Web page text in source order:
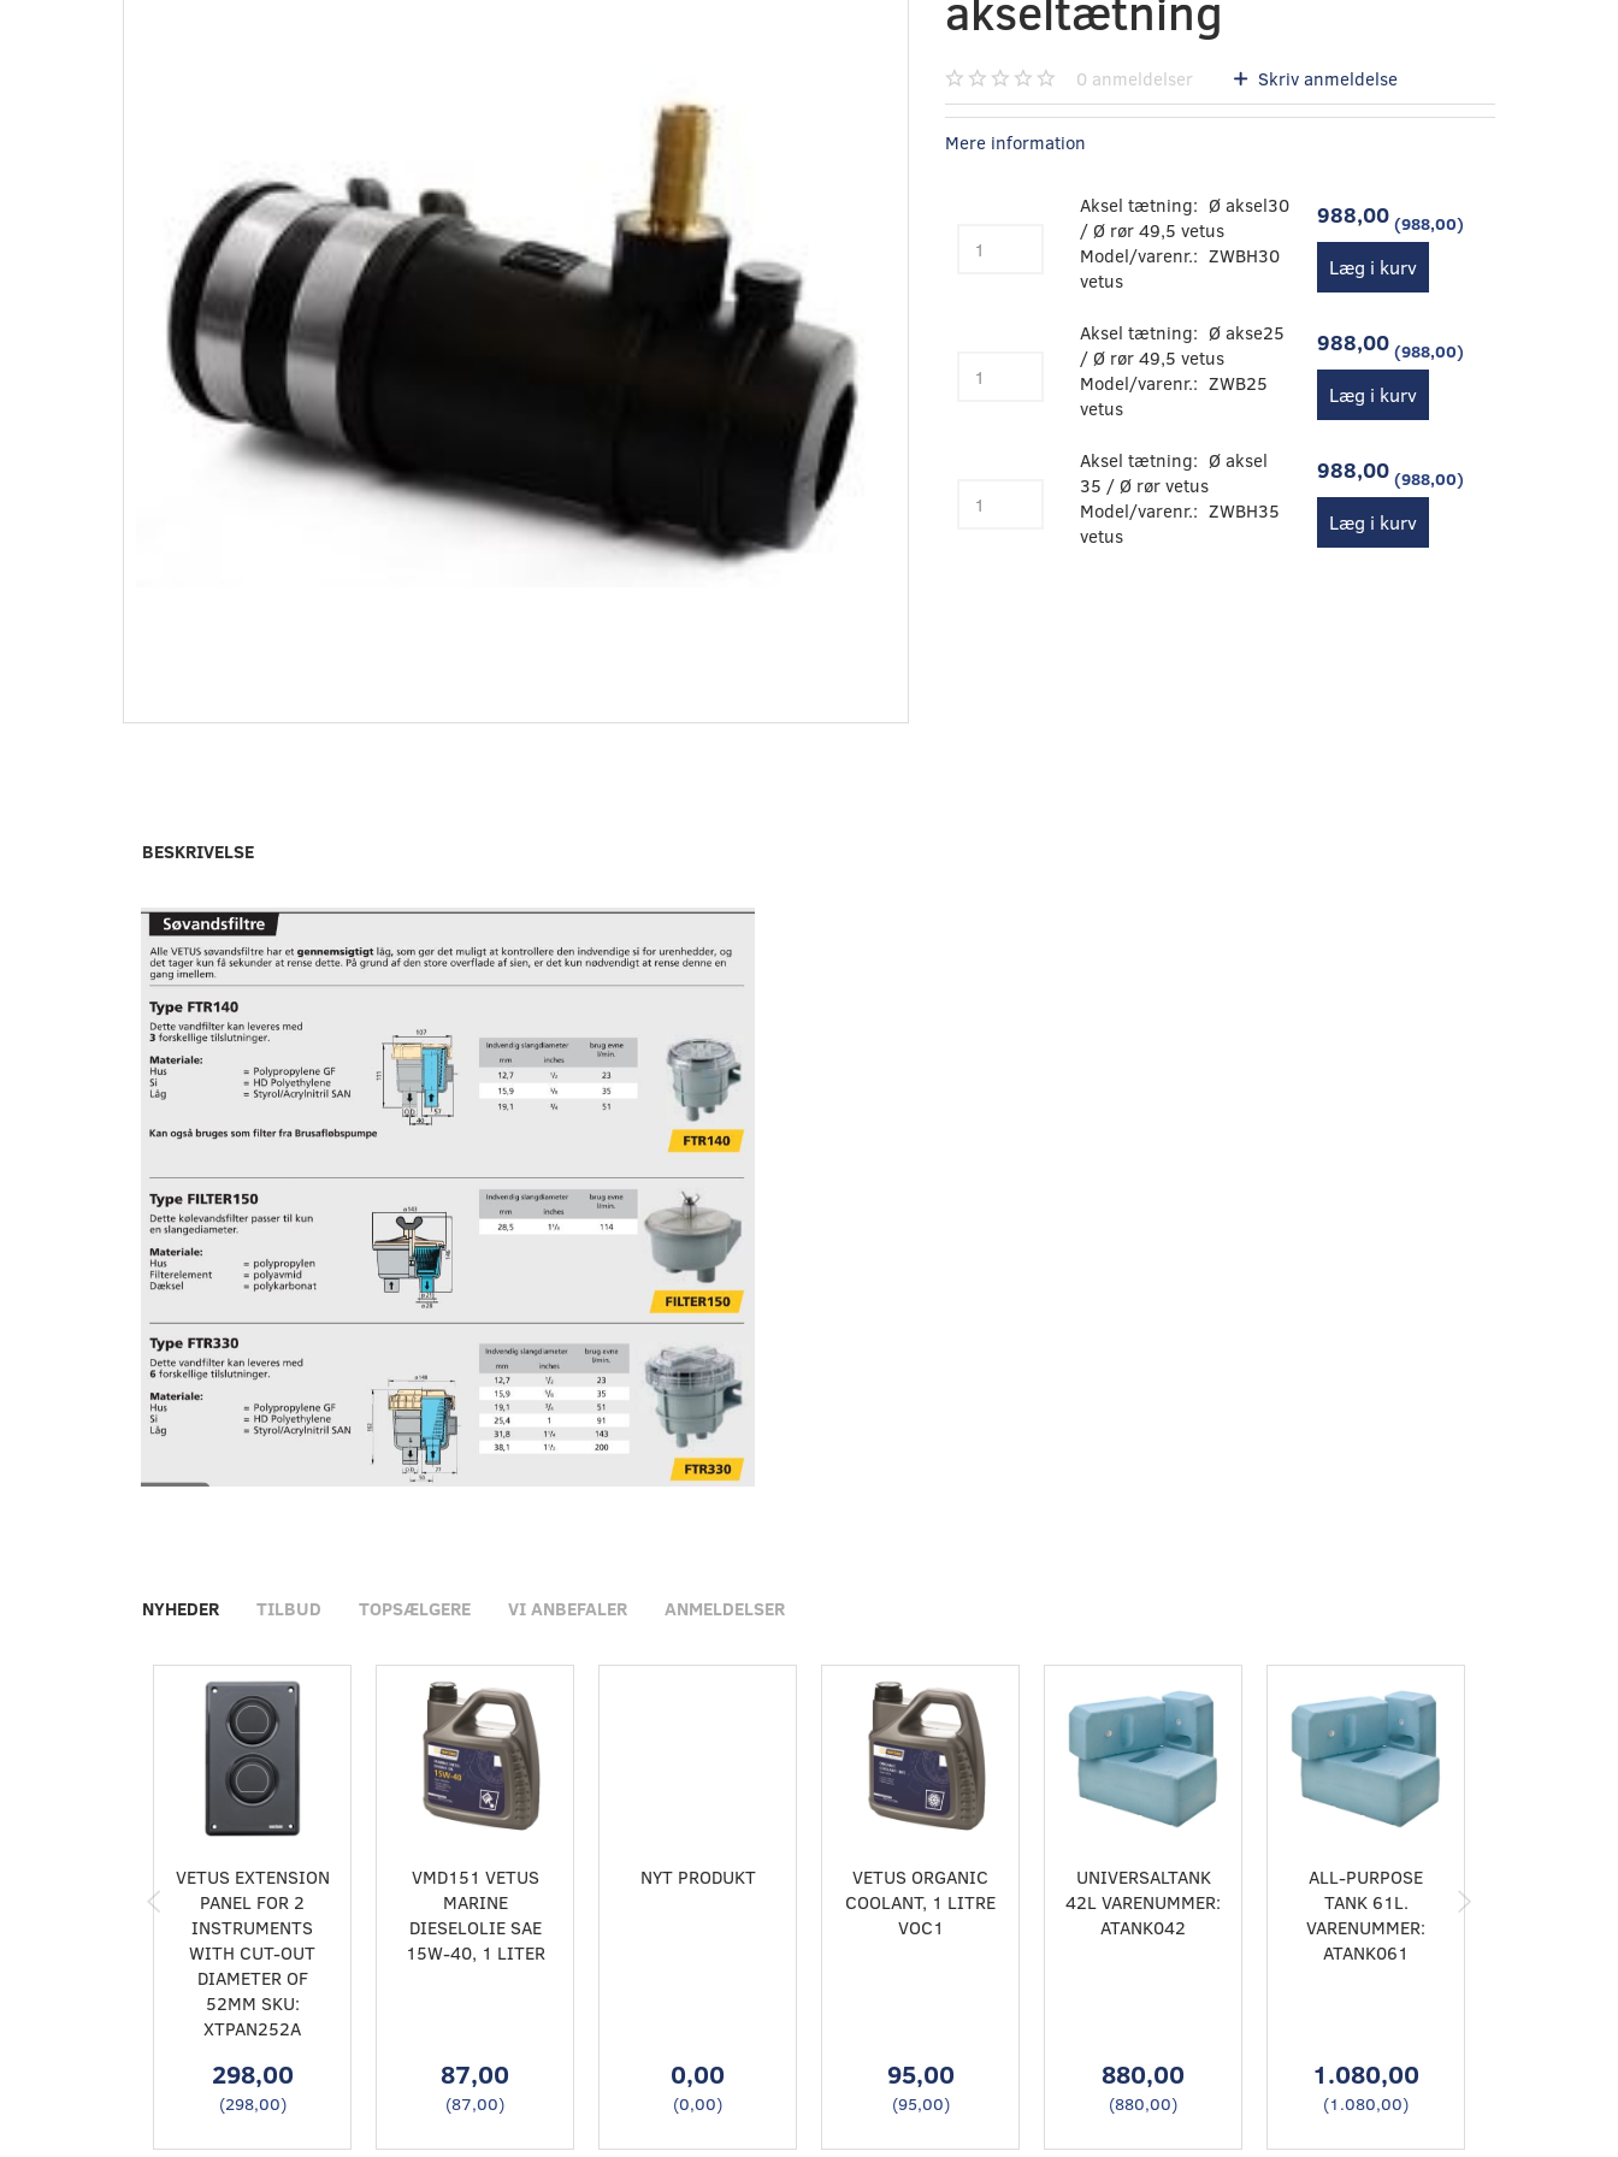
0 anmeldelser Skriv anmeldelse
Mere information
Aksel tætning: Ø aksel30
/ Ø rør 49,5 vetus
Model/varenr.: ZWBH30
vetus
988,00 (988,00)
Læg i kurv
Aksel tætning: Ø akse25
/ Ø rør 49,5 vetus
Model/varenr.: ZWB25
vetus
988,00 (988,00)
Læg i kurv
Aksel tætning: Ø aksel
35 / Ø rør vetus
Model/varenr.: ZWBH35
vetus
988,00 (988,00)
Læg i kurv
BESKRIVELSE
NYHEDER TILBUD TOPSÆLGERE VI ANBEFALER ANMELDELSER
VETUS EXTENSION
PANEL FOR 2
INSTRUMENTS
WITH CUT-OUT
DIAMETER OF
52MM SKU:
XTPAN252A
298,00
(298,00)
VMD151 VETUS
MARINE
DIESELOLIE SAE
15W-40, 1 LITER
87,00
(87,00)
NYT PRODUKT
0,00
(0,00)
VETUS ORGANIC
COOLANT, 1 LITRE
VOC1
95,00
(95,00)
UNIVERSALTANK
42L VARENUMMER:
ATANK042
880,00
(880,00)
ALL-PURPOSE
TANK 61L.
VARENUMMER:
ATANK061
1.080,00
(1.080,00)